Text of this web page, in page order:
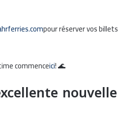
pour réserver vos
commenceici! 🌊